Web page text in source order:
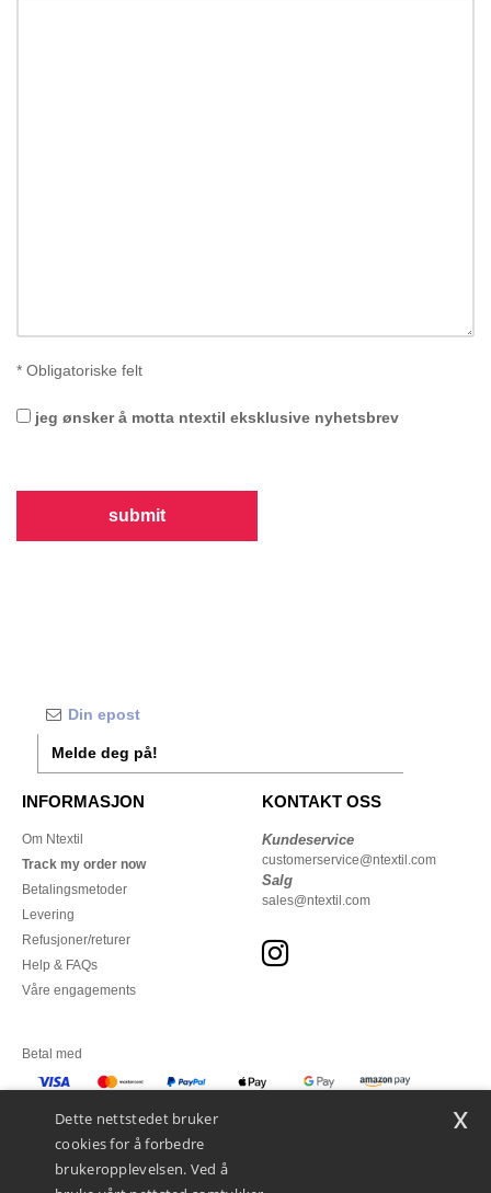
* Obligatoriske felt
jeg ønsker å motta ntextil eksklusive nyhetsbrev
submit
Melde deg på!
INFORMASJON
Om Ntextil
Track my order now
Betalingsmetoder
Levering
Refusjoner/returer
Help & FAQs
Våre engagements
KONTAKT OSS
Kundeservice
customerservice@ntextil.com
Salg
sales@ntextil.com
Betal med
Dette nettstedet bruker
cookies for å forbedre
brukeropplevelsen. Ved å
x